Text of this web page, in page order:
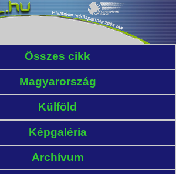
Összes cikk
Magyarország
Külföld
Képgaléria
Archívum